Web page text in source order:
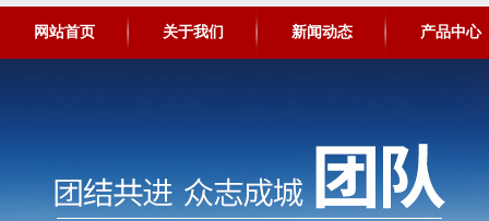
网站首页 关于我们 新闻动态 产品中心